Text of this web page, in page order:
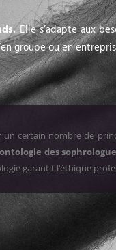
Elle s’adapte aux
groupe ou en
certain nombre de
des
garantit l’éthique